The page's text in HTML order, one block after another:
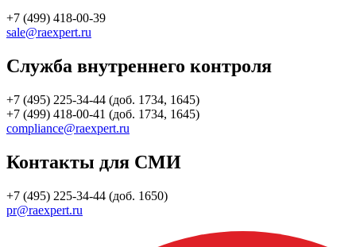
+7 (499) 418-00-39
sale@raexpert.ru
Служба внутреннего контроля
+7 (495) 225-34-44 (доб. 1734, 1645)
+7 (499) 418-00-41 (доб. 1734, 1645)
compliance@raexpert.ru
Контакты для СМИ
+7 (495) 225-34-44 (доб. 1650)
pr@raexpert.ru